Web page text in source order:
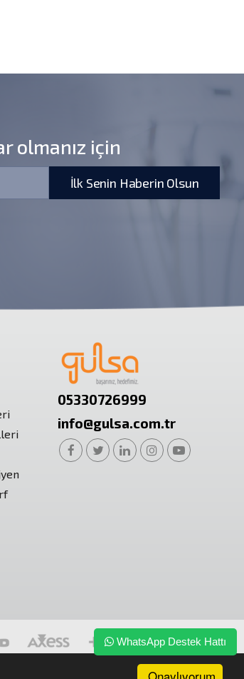
olmanız için
İlk Senin Haberin Olsun
05330726999
info@gulsa.com.tr
WhatsApp Destek Hattı